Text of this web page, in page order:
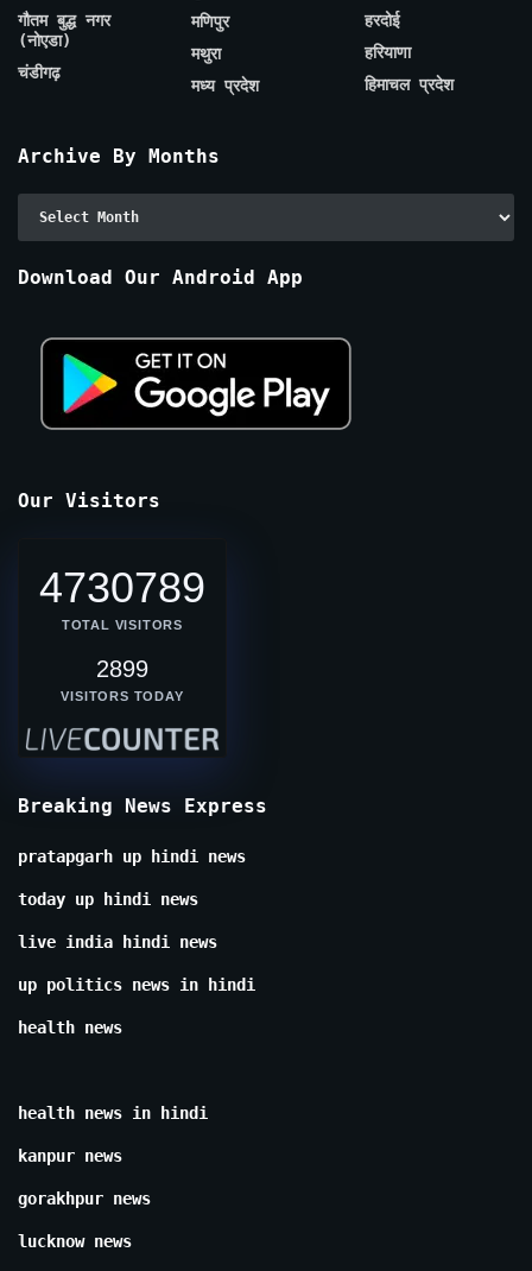
गौतम बुद्ध नगर
(नोएडा)
चंडीगढ़
मणिपुर
मथुरा
मध्य प्रदेश
हरदोई
हरियाणा
हिमाचल प्रदेश
Archive By Months
Download Our Android App
Our Visitors
4730789
TOTAL VISITORS
2899
VISITORS TODAY
Breaking News Express
pratapgarh up hindi news
today up hindi news
live india hindi news
up politics news in hindi
health news
health news in hindi
kanpur news
gorakhpur news
lucknow news